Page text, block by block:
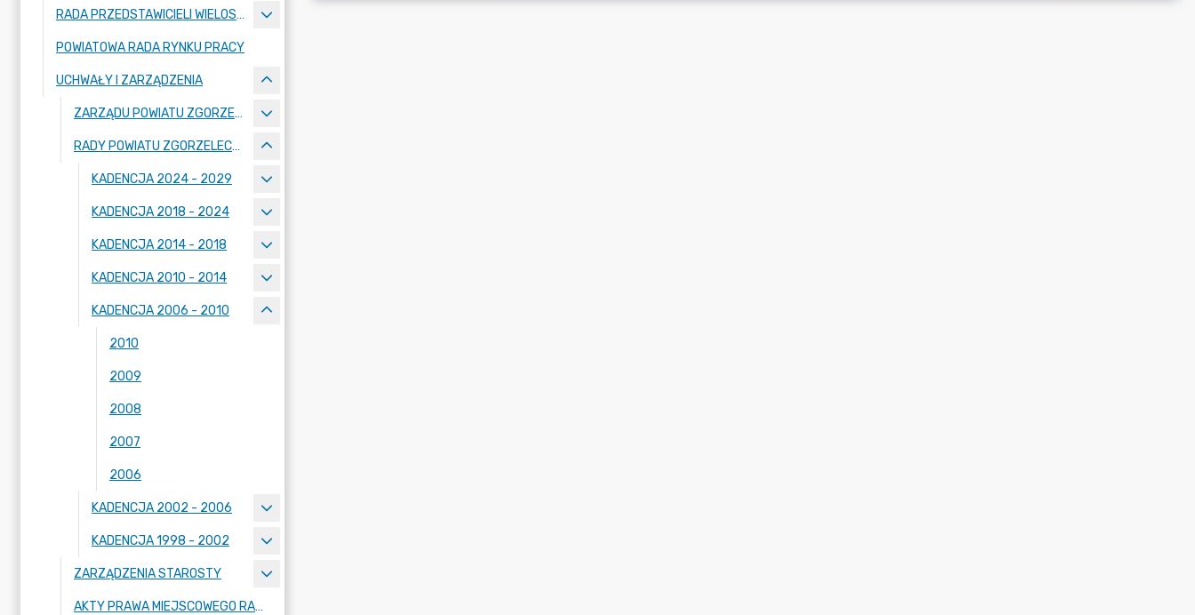
RADA PRZEDSTAWICIELI WIELOSPECJALISTYCZNEGO ZESPOŁU OPIEKI ZDROWOTNEJ "BOLESŁAWIEC-ZGORZELEC" SAMODZIELNEGO PUBLICZNEGO ZAKŁADU OPIEKI ZDROWOTNEJ
POWIATOWA RADA RYNKU PRACY
UCHWAŁY I ZARZĄDZENIA
ZARZĄDU POWIATU ZGORZELECKIEGO
RADY POWIATU ZGORZELECKIEGO
KADENCJA 2024 - 2029
KADENCJA 2018 - 2024
KADENCJA 2014 - 2018
KADENCJA 2010 - 2014
KADENCJA 2006 - 2010
2010
2009
2008
2007
2006
KADENCJA 2002 - 2006
KADENCJA 1998 - 2002
ZARZĄDZENIA STAROSTY
AKTY PRAWA MIEJSCOWEGO RADY POWIATU ZGORZELECKIEGO